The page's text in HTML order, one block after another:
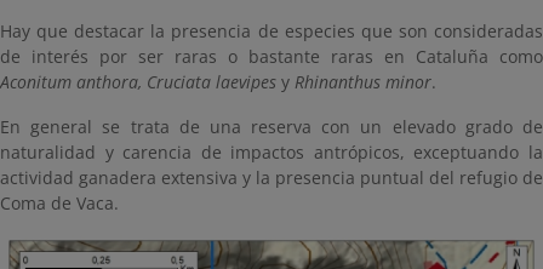
Hay que destacar la presencia de especies que son consideradas
de interés por ser raras o bastante raras en Cataluña como
Aconitum anthora, Cruciata laevipes y Rhinanthus minor.
En general se trata de una reserva con un elevado grado de
naturalidad y carencia de impactos antrópicos, exceptuando la
actividad ganadera extensiva y la presencia puntual del refugio de
Coma de Vaca.